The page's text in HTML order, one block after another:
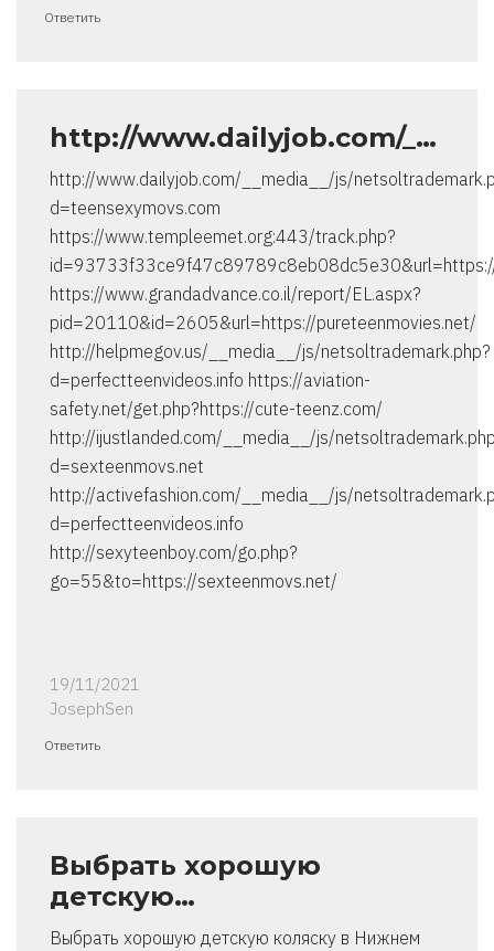
Ответить
http://www.dailyjob.com/_…
http://www.dailyjob.com/__media__/js/
d=teensexymovs.com
https://www.templeemet.org:443/track.php?
https://www.grandadvance.co.il/report/EL.aspx?
pid=20110&id=2605&url=https://pureteenmovies.net/
http://helpmegov.us/__media__/js/netsoltrademark.php?
d=perfectteenvideos.info https://aviation-
safety.net/get.php?https://cute-teenz.com/
http://ijustlanded.com/__media__/js/
d=sexteenmovs.net
http://activefashion.com/__media__/js/
d=perfectteenvideos.info
http://sexyteenboy.com/go.php?
go=55&to=https://sexteenmovs.net/
19/11/2021
JosephSen
Ответить
Выбрать хорошую
детскую…
Выбрать хорошую детскую коляску в Нижнем